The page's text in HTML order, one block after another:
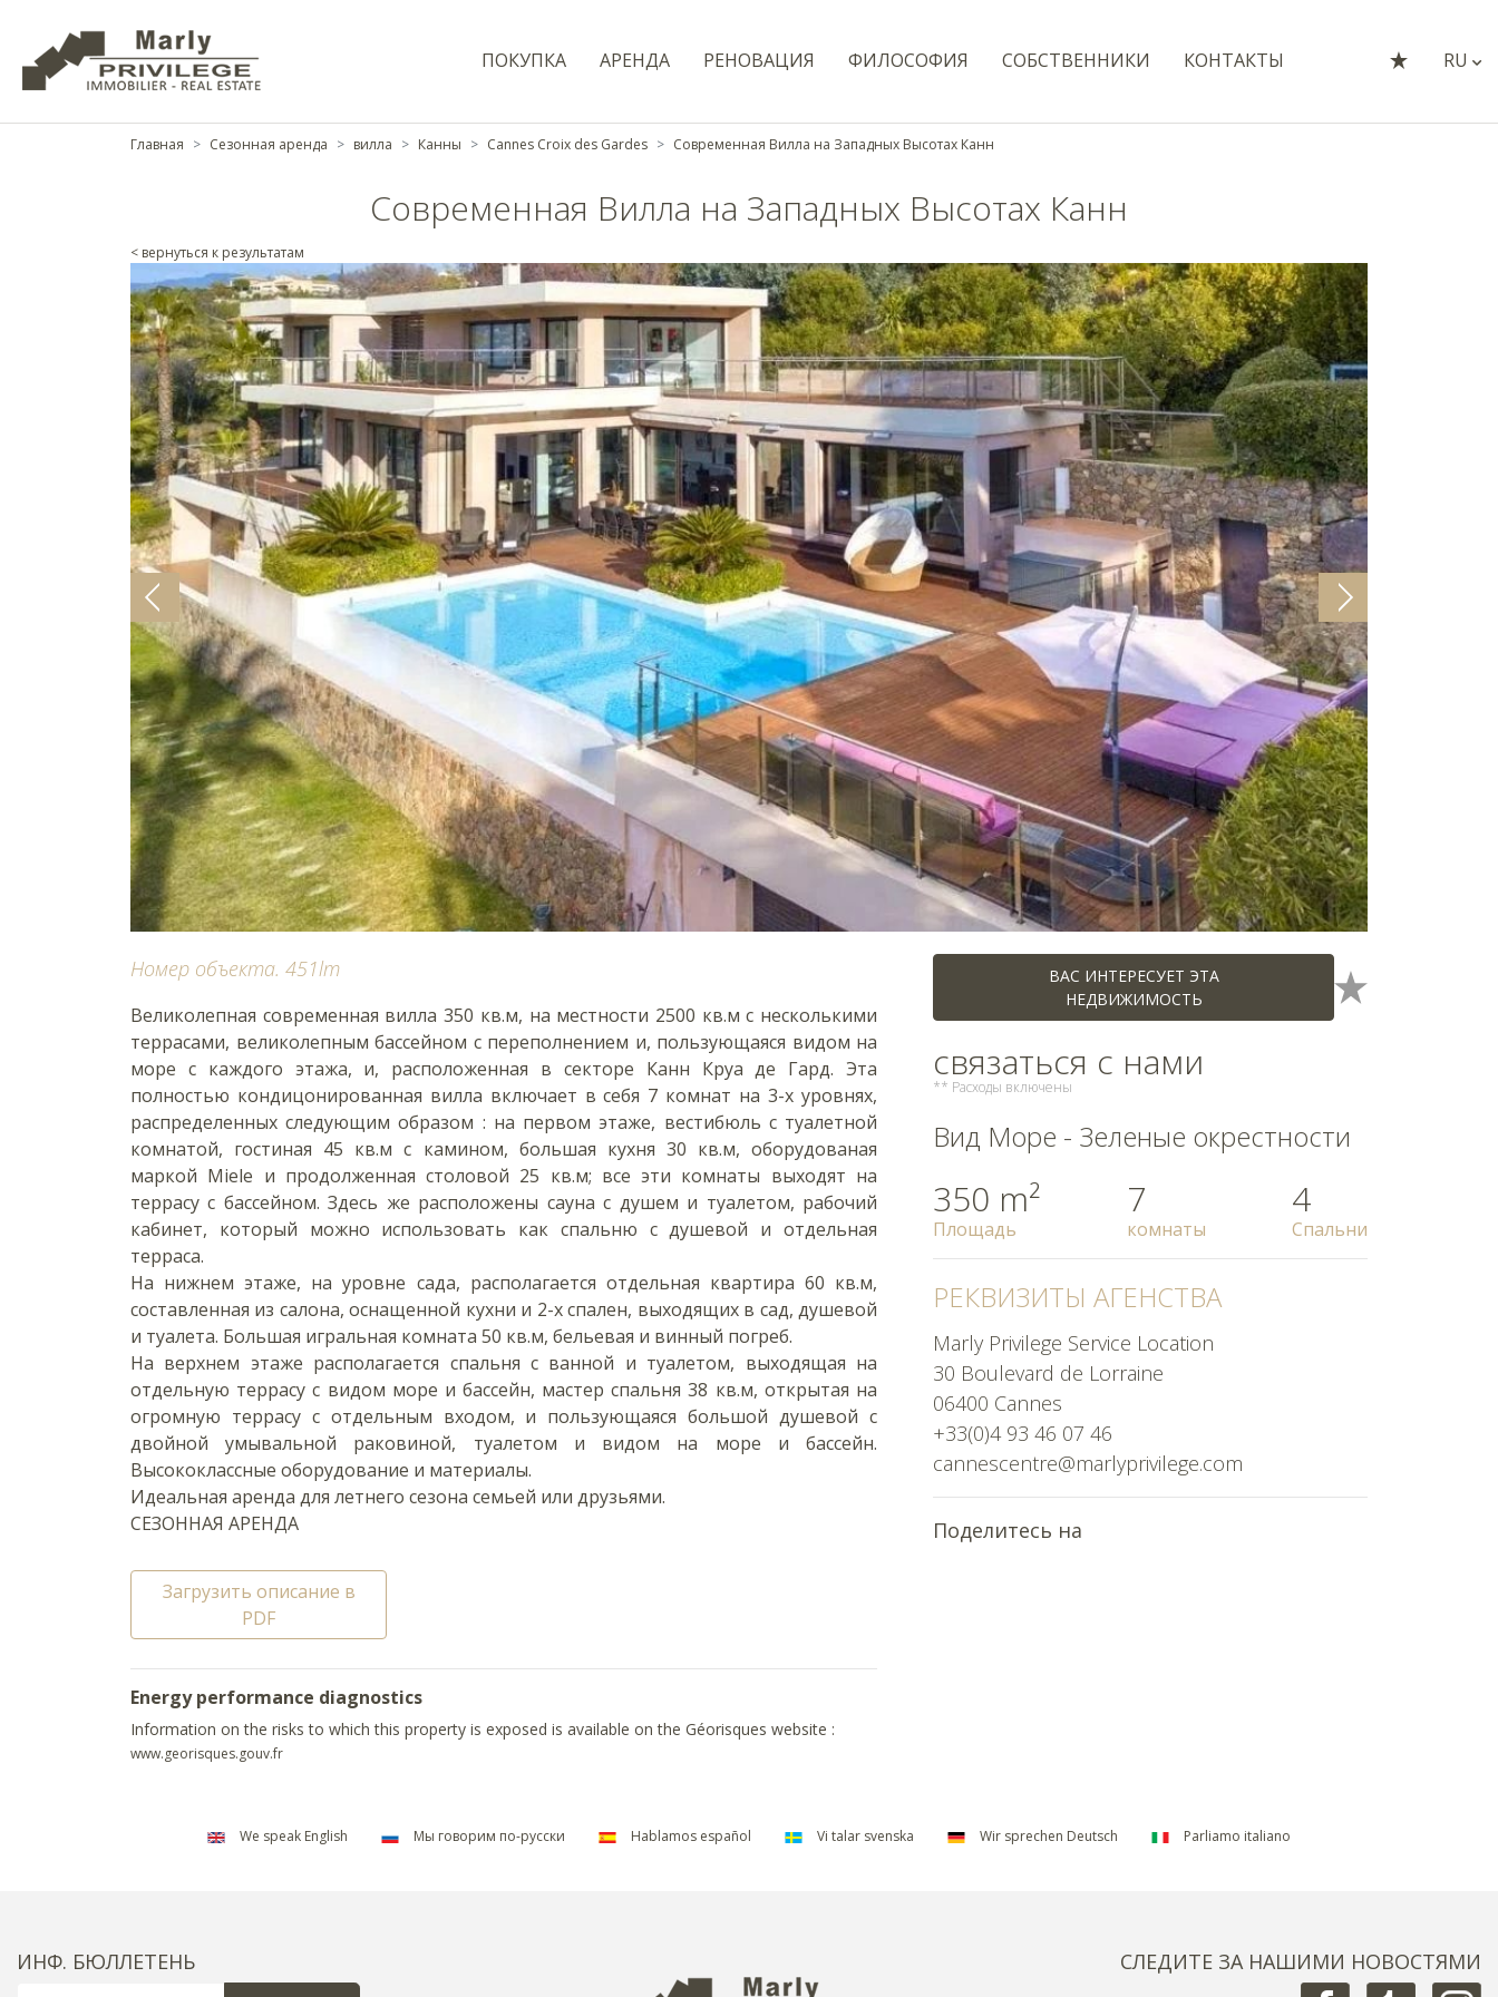
ПОКУПКА AРЕНДА РЕНОВАЦИЯ ФИЛОСОФИЯ СОБСТВЕННИКИ КОНТАКТЫ RU
Главная Сезонная аренда вилла Канны Cannes Croix des Gardes Современная Вилла на Западных Высотах Канн
Современная Вилла на Западных Высотах Канн
< вернуться к результатам
Номер объекта. 451lm
Великолепная современная вилла 350 кв.м, на местности 2500 кв.м с несколькими
террасами, великолепным бассейном с переполнением и, пользующаяся видом на
море с каждого этажа, и, расположенная в секторе Канн Круа де Гард. Эта
полностью кондицонированная вилла включает в себя 7 комнат на 3-х уровнях,
распределенных следующим образом : на первом этаже, вестибюль с туалетной
комнатой, гостиная 45 кв.м с камином, большая кухня 30 кв.м, оборудованая
маркой Miele и продолженная столовой 25 кв.м; все эти комнаты выходят на
террасу с бассейном. Здесь же расположены сауна с душем и туалетом, рабочий
кабинет, который можно использовать как спальню с душевой и отдельная
терраса.
На нижнем этаже, на уровне сада, располагается отдельная квартира 60 кв.м,
составленная из салона, оснащенной кухни и 2-х спален, выходящих в сад, душевой
и туалета. Большая игральная комната 50 кв.м, бельевая и винный погреб.
На верхнем этаже располагается спальня с ванной и туалетом, выходящая на
отдельную террасу с видом море и бассейн, мастер спальня 38 кв.м, открытая на
огромную террасу с отдельным входом, и пользующаяся большой душевой с
двойной умывальной раковиной, туалетом и видом на море и бассейн.
Высококлассные оборудование и материалы.
Идеальная аренда для летнего сезона семьей или друзьями.
СЕЗОННАЯ АРЕНДА
Загрузить описание в
PDF
Energy performance diagnostics
Information on the risks to which this property is exposed is available on the Géorisques website :
www.georisques.gouv.fr
ВАС ИНТЕРЕСУЕТ ЭТА
НЕДВИЖИМОСТЬ
связаться с нами
** Расходы включены
Вид Море - Зеленые окрестности
350 m²
Площадь
7
комнаты
4
Спальни
РЕКВИЗИТЫ АГЕНСТВА
Marly Privilege Service Location
30 Boulevard de Lorraine
06400 Cannes
+33(0)4 93 46 07 46
cannescentre@marlyprivilege.com
Поделитесь на
We speak English Мы говорим по-русски Hablamos español Vi talar svenska Wir sprechen Deutsch Parliamo italiano
ИНФ. БЮЛЛЕТЕНЬ СЛЕДИТЕ ЗА НАШИМИ НОВОСТЯМИ